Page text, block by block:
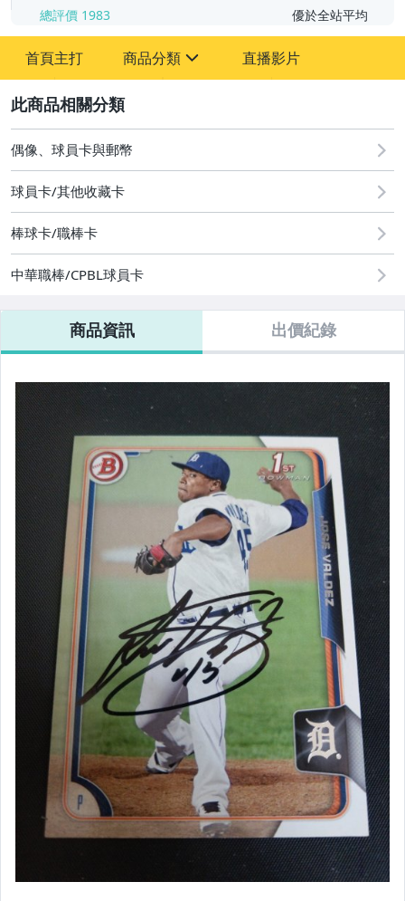
總評價 1983 優於全站平均
首頁主打 商品分類
偶像、球員卡與郵幣
直播影片
偶像、球員卡與郵幣
球員卡/其他收藏卡
棒球卡/職棒卡
中華職棒/CPBL球員卡
商品資訊 出價紀錄